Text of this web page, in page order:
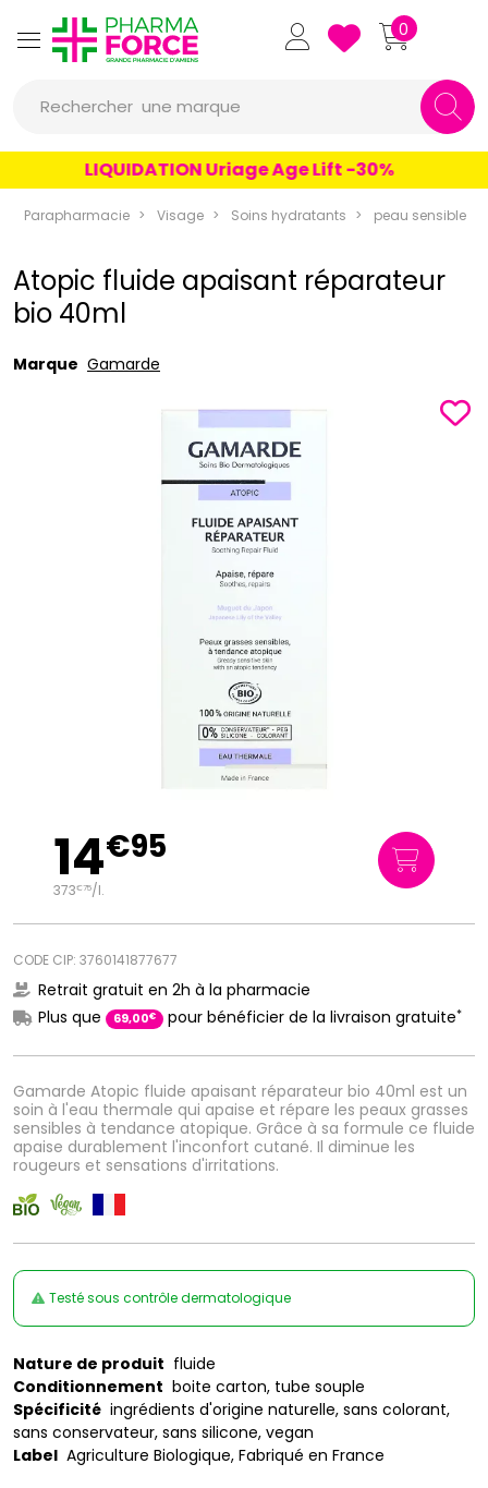
Pharmaforce Grande Pharmacie
0
Rechercher une marque
un conseil
un produit
LIQUIDATION Uriage Age Lift -30%
Parapharmacie Visage Soins hydratants peau sensible
Atopic fluide apaisant réparateur
bio 40ml
Marque Gamarde
Gamarde Atopic fluide apaisant réparateur bio 40ml est un
soin à l'eau thermale qui apaise et répare les peaux grasses
sensibles à tendance atopique. Grâce à sa formule ce fluide
apaise durablement l'inconfort cutané. Il diminue les
rougeurs et sensations d'irritations.
14€95
373€75/l.
CODE CIP: 3760141877677
Retrait gratuit en 2h à la pharmacie
Plus que
69,00€ pour bénéficier de la livraison gratuite*
Testé sous contrôle dermatologique
Nature de produit fluide
Conditionnement boite carton, tube souple
Spécificité ingrédients d'origine naturelle, sans colorant,
sans conservateur, sans silicone, vegan
Label Agriculture Biologique, Fabriqué en France